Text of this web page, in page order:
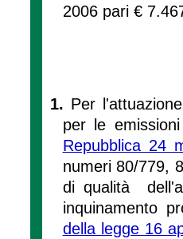
2006 pari €
1. Per
per le
Repubblica 24
numeri 80/779,
di qualità
inquinamento
della legge 16